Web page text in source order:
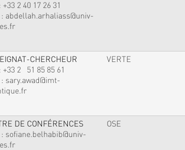
+33 2 40 17 26 31
abdellah.arhaliass@univ-
CHERCHEUR
+33 2 51 85 85 61
sary.awad@imt-
VERTE
DE CONFÉRENCES
sofiane.belhabib@univ-
OSE